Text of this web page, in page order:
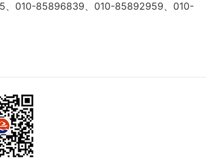
010-85896839、010-85892959、010-